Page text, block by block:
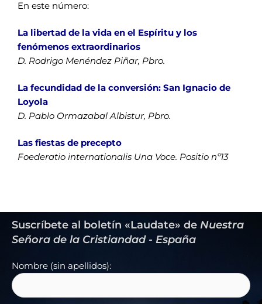
En este número:
La libertad de la vida en el Espíritu y los
fenómenos extraordinarios
D. Rodrigo Menéndez Piñar, Pbro.
La fecundidad de la conversión: San Ignacio de
Loyola
D. Pablo Ormazabal Albistur, Pbro.
Las fiestas de precepto
Foederatio internationalis Una Voce. Positio nº13
Suscríbete al boletín «Laudate» de Nuestra
Señora de la Cristiandad - España
Nombre (sin apellidos):